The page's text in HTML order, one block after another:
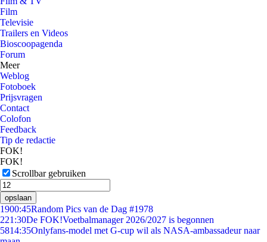
Film
Televisie
Trailers en Videos
Bioscoopagenda
Forum
Meer
Weblog
Fotoboek
Prijsvragen
Contact
Colofon
Feedback
Tip de redactie
FOK!
FOK!
Scrollbar gebruiken
opslaan
1900:45Random Pics van de Dag #1978
221:30De FOK!Voetbalmanager 2026/2027 is begonnen
5814:35Onlyfans-model met G-cup wil als NASA-ambassadeur naar